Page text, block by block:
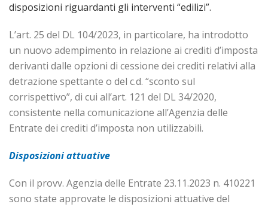
disposizioni riguardanti gli interventi “edilizi”.
L’art. 25 del DL 104/2023, in particolare, ha introdotto
un nuovo adempimento in relazione ai crediti d’imposta
derivanti dalle opzioni di cessione dei crediti relativi alla
detrazione spettante o del c.d. “sconto sul
corrispettivo”, di cui all’art. 121 del DL 34/2020,
consistente nella comunicazione all’Agenzia delle
Entrate dei crediti d’imposta non utilizzabili.
Disposizioni attuative
Con il provv. Agenzia delle Entrate 23.11.2023 n. 410221
sono state approvate le disposizioni at­tuative del